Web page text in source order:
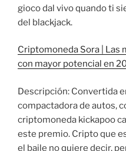
gioco dal vivo quando ti
del blackjack.
Criptomoneda Sora | Las
con mayor potencial en
Descripción: Convertida
compactadora de autos,
criptomoneda kickapoo
este premio. Cripto que
el baile no quiere decir,